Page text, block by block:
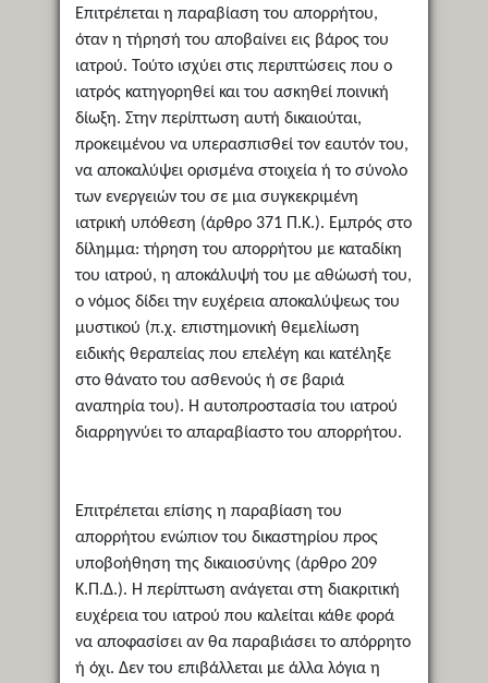
Επιτρέπεται η παραβίαση του απορρήτου,
όταν η τήρησή του αποβαίνει εις βάρος του
ιατρού. Τούτο ισχύει στις περιπτώσεις που ο
ιατρός κατηγορηθεί και του ασκηθεί ποινική
δίωξη. Στην περίπτωση αυτή δικαιούται,
προκειμένου να υπερασπισθεί τον εαυτόν του,
να αποκαλύψει ορισμένα στοιχεία ή το σύνολο
των ενεργειών του σε μια συγκεκριμένη
ιατρική υπόθεση (άρθρο 371 Π.Κ.). Εμπρός στο
δίλημμα: τήρηση του απορρήτου με καταδίκη
του ιατρού, η αποκάλυψή του με αθώωσή του,
ο νόμος δίδει την ευχέρεια αποκαλύψεως του
μυστικού (π.χ. επιστημονική θεμελίωση
ειδικής θεραπείας που επελέγη και κατέληξε
στο θάνατο του ασθενούς ή σε βαριά
αναπηρία του). Η αυτοπροστασία του ιατρού
διαρρηγνύει το απαραβίαστο του απορρήτου.
Επιτρέπεται επίσης η παραβίαση του
απορρήτου ενώπιον του δικαστηρίου προς
υποβοήθηση της δικαιοσύνης (άρθρο 209
Κ.Π.Δ.). Η περίπτωση ανάγεται στη διακριτική
ευχέρεια του ιατρού που καλείται κάθε φορά
να αποφασίσει αν θα παραβιάσει το απόρρητο
ή όχι. Δεν του επιβάλλεται με άλλα λόγια η